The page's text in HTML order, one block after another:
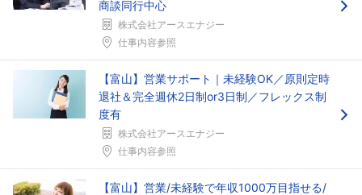
商談同行中心
株式会社アースエナジー
仕事内容参照
【富山】営業サポート｜未経験OK／原則定時
退社＆完全週休2日制or3日制／フレックス制
度有
株式会社アースエナジー
仕事内容参照
【富山】営業/未経験で年収1000万目指せる/